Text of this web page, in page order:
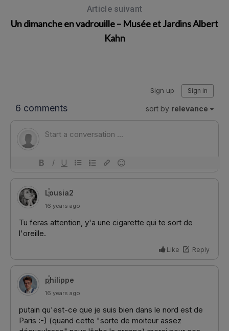
Article suivant
Un dimanche en vadrouille – Musée et Jardins Albert
Kahn